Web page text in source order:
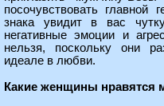
посочувствовать главной
знака увидит в вас
негативные эмоции и
нельзя, поскольку они
идеале в любви.
Какие женщины нравятся